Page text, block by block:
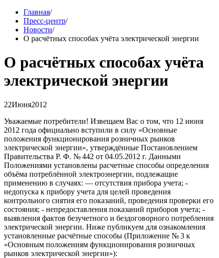
Главная/
Пресс-центр/
Новости/
О расчётных способах учёта электрической энергии
О расчётных способах учёта
электрической энергии
22Июня2012
Уважаемые потребители! Извещаем Вас о том, что 12 июня
2012 года официально вступили в силу «Основные
положения функционирования розничных рынков
электрической энергии», утверждённые Постановлением
Правительства Р. Ф. № 442 от 04.05.2012 г. Данными
Положениями установлены расчетные способы определения
объёма потреблённой электроэнергии, подлежащие
применению в случаях: — отсутствия прибора учета; -
недопуска к прибору учета для целей проведения
контрольного снятия его показаний, проведения проверки его
состояния; - непредоставления показаний приборов учета; -
выявления фактов безучетного и бездоговорного потребления
электрической энергии. Ниже публикуем для ознакомления
установленные расчётные способы (Приложение № 3 к
«Основным положениям функционирования розничных
рынков электрической энергии»):